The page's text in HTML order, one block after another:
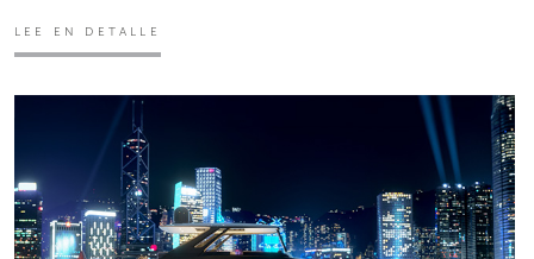
LEE EN DETALLE